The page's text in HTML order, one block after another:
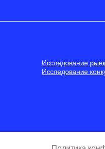
Исследование
Исследование